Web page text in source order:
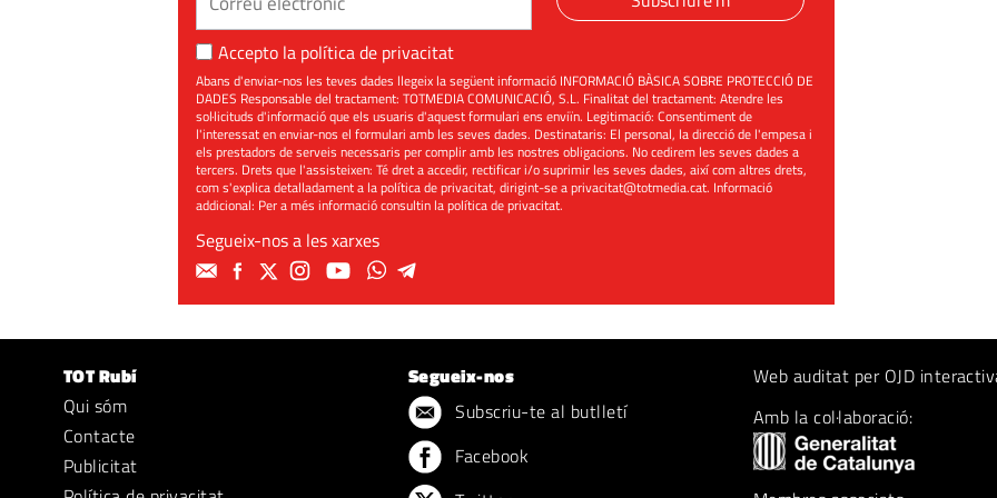
Accepto la política de privacitat
Abans d'enviar-nos les teves dades llegeix la següent informació INFORMACIÓ BÀSICA SOBRE PROTECCIÓ DE
DADES Responsable del tractament: TOTMEDIA COMUNICACIÓ, S.L. Finalitat del tractament: Atendre les
sol·licituds d'informació que els usuaris d'aquest formulari ens enviïn. Legitimació: Consentiment de
l'interessat en enviar-nos el formulari amb les seves dades. Destinataris: El personal, la direcció de l'empesa i
els prestadors de serveis necessaris per complir amb les nostres obligacions. No cedirem les seves dades a
tercers. Drets que l'assisteixen: Té dret a accedir, rectificar i/o suprimir les seves dades, així com altres drets,
com s'explica detalladament a la política de privacitat, dirigint-se aprivacitat@totmedia.cat. Informació
addicional: Per a més informació consultin lapolítica de privacitat.
Segueix-nos a les xarxes
TOT Rubí
Qui sóm
Contacte
Publicitat
Segueix-nos
Subscriu-te al butlletí
Facebook
Web auditat per OJD
Amb la col·laboració: